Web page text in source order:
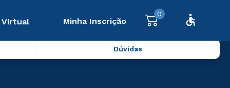
Virtual Minha Inscrição
0
Dúvidas